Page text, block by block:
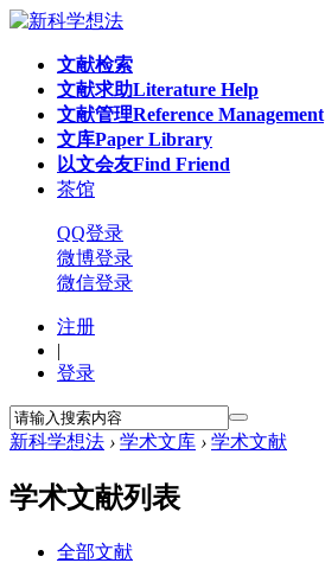
文献检索
文献求助Literature Help
文献管理Reference Management
文库Paper Library
以文会友Find Friend
茶馆
QQ登录
微博登录
微信登录
注册
|
登录
新科学想法 › 学术文库 › 学术文献
学术文献列表
全部文献